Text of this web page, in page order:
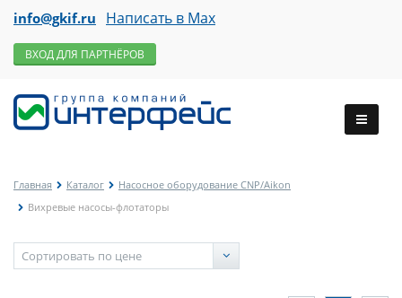
info@gkif.ru Написать в Max
ВХОД ДЛЯ ПАРТНЁРОВ
Главная Каталог
Насосное оборудование CNP/Aikon
Вихревые насосы-флотаторы